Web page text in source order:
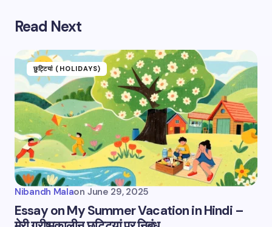
Read Next
छुट्टियां (HOLIDAYS)
Nibandh Malaon June 29, 2025
Essay on My Summer Vacation in Hindi –